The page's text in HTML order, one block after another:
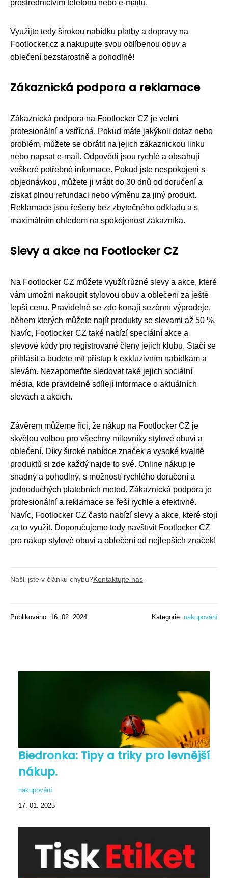
prostřednictvím telefonu nebo e-mailu.
Využijte tedy širokou nabídku platby a dopravy na
Footlocker.cz a nakupujte svou oblíbenou obuv a
oblečení bezstarostně a pohodlně!
Zákaznická podpora a reklamace
Zákaznická podpora na Footlocker CZ je velmi
profesionální a vstřícná. Pokud máte jakýkoli dotaz nebo
problém, můžete se obrátit na jejich zákaznickou linku
nebo napsat e-mail. Odpovědi jsou rychlé a obsahují
veškeré potřebné informace. Pokud jste nespokojeni s
objednávkou, můžete ji vrátit do 30 dnů od doručení a
získat plnou refundaci nebo výměnu za jiný produkt.
Reklamace jsou řešeny bez zbytečného odkladu a s
maximálním ohledem na spokojenost zákazníka.
Slevy a akce na Footlocker CZ
Na Footlocker CZ můžete využít různé slevy a akce, které
vám umožní nakoupit stylovou obuv a oblečení za ještě
lepší cenu. Pravidelně se zde konají sezónní výprodeje,
během kterých můžete najít produkty se slevami až 50 %.
Navíc, Footlocker CZ také nabízí speciální akce a
slevové kódy pro registrované členy jejich klubu. Stačí se
přihlásit a budete mít přístup k exkluzivním nabídkám a
slevám. Nezapomeňte sledovat také jejich sociální
média, kde pravidelně sdílejí informace o aktuálních
slevách a akcích.
Závěrem můžeme říci, že nákup na Footlocker CZ je
skvělou volbou pro všechny milovníky stylové obuvi a
oblečení. Díky široké nabídce značek a vysoké kvalitě
produktů si zde každý najde to své. Online nákup je
snadný a pohodlný, s možností rychlého doručení a
jednoduchých platebních metod. Zákaznická podpora je
profesionální a reklamace se řeší rychle a efektivně.
Navíc, Footlocker CZ často nabízí slevy a akce, které stojí
za to využít. Doporučujeme tedy navštívit Footlocker CZ
pro nákup stylové obuvi a oblečení od nejlepších značek!
Našli jste v článku chybu?Kontaktujte nás
Publikováno: 16. 02. 2024 Kategorie: nakupování
Biedronka: Tipy a triky pro levnější
nákup.
nakupování
17. 01. 2025